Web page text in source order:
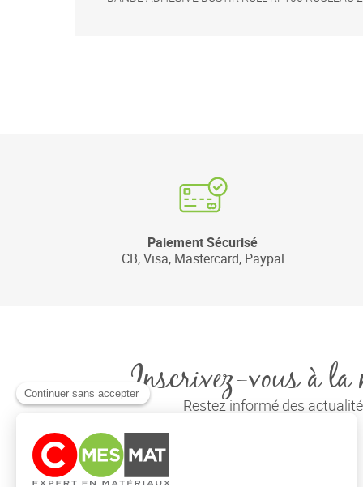
Paiement Sécurisé
CB, Visa, Mastercard, Paypal
Inscrivez-vous à la
Restez informé des